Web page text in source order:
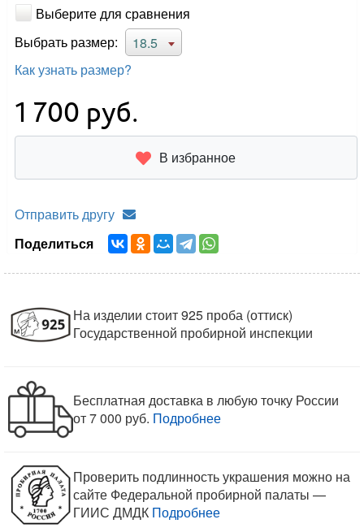
Выберите для сравнения
Выбрать размер:
18.5
Как узнать размер?
1 700 руб.
В избранное
Отправить другу
Поделиться
На изделии стоит 925 проба (оттиск)
Государственной пробирной инспекции
Бесплатная доставка в любую точку России
от 7 000 руб. Подробнее
Проверить подлинность украшения можно на
сайте Федеральной пробирной палаты —
ГИИС ДМДК Подробнее